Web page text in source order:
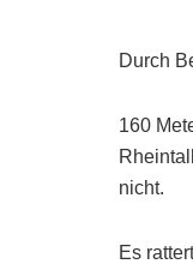
Durch
160
nicht.
Es